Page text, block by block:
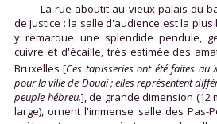
La rue aboutit au vieux palais du
de Justice : la salle d'audience est la
y remarque une splendide pendule,
cuivre et d'écaille, très estimée des
Bruxelles [Ces tapisseries ont été faites au
pour la ville de Douai ; elles représentent
peuple hébreu.], de grande dimension (12
large), ornent l'immense salle des Pas-